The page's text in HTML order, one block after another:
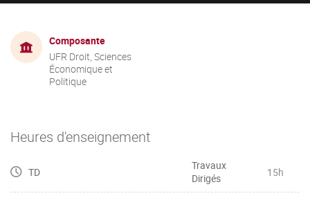
Composante
UFR Droit, Sciences
Économique et
Politique
Heures d'enseignement
TD
Travaux
Dirigés
15h